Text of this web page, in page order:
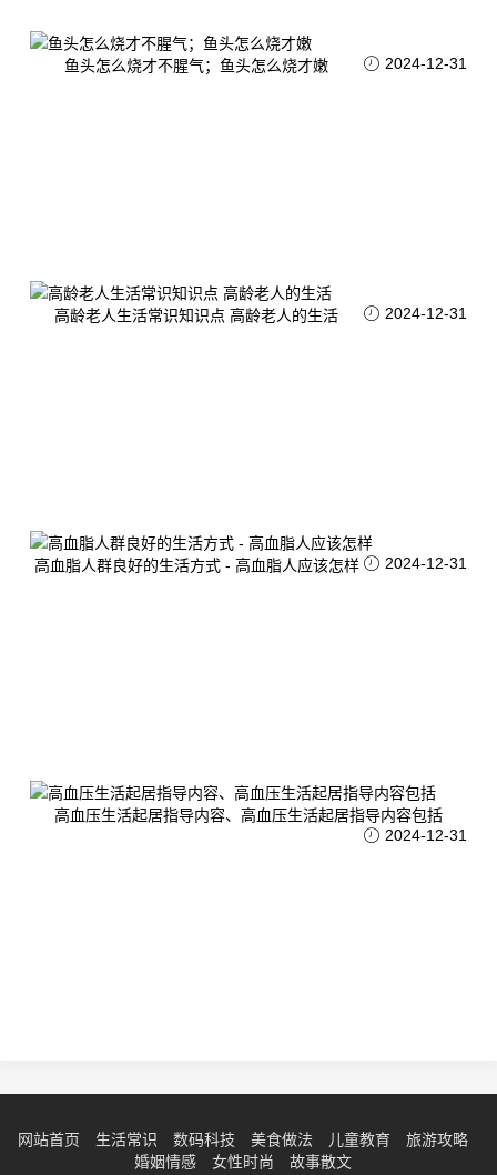
鱼头怎么烧才不腥气；鱼头怎么烧才嫩 2024-12-31
高龄老人生活常识知识点 高龄老人的生活 2024-12-31
高血脂人群良好的生活方式 - 高血脂人应该怎样 2024-12-31
高血压生活起居指导内容、高血压生活起居指导内容包括
2024-12-31
网站首页 生活常识 数码科技 美食做法 儿童教育
旅游攻略
婚姻情感
女性时尚 故事散文